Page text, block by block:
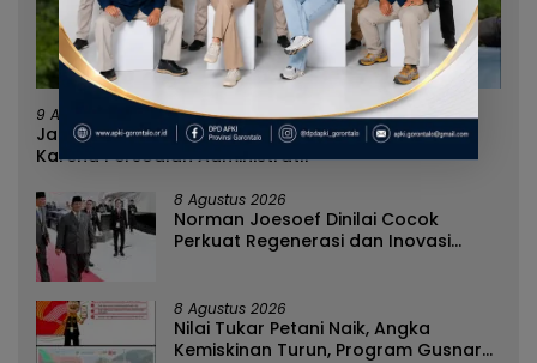
9 Agustus 2026
Jangan Sampai Rakyat Menjadi Korban Hanya
Karena Persoalan Administratif
8 Agustus 2026
Norman Joesoef Dinilai Cocok
Perkuat Regenerasi dan Inovasi
8 Agustus 2026
Nilai Tukar Petani Naik, Angka
Kemiskinan Turun, Program Gusnar-